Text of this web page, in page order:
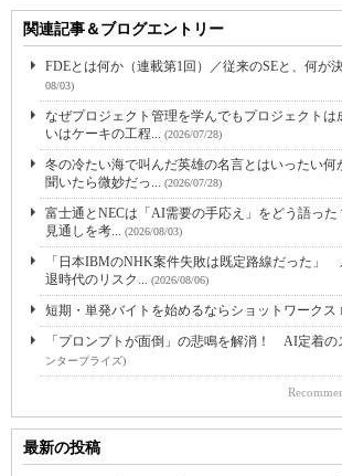
関連記事＆ブログエントリー
FDEとは何か（連載第1回）／従来のSEと、何が
08/03)
なぜプロジェクト管理を学んでもプロジェクトは
いはケーキの工程... (2026/07/28)
冬の冷たい海で叫んだ英雄の名言とはいったい何
聞いたら微妙だっ... (2026/07/28)
富士通とNECは「AI需要の手応え」をどう語っ
見通しを考... (2026/08/03)
「日本IBMのNHK案件失敗は既定路線だった」
退時代のリスク... (2026/08/06)
短期・単発バイトを始めるならショットワークス
「プロンプトが面倒」の悲鳴を解消！ AI定着の
ンタープライズ)
最新の投稿